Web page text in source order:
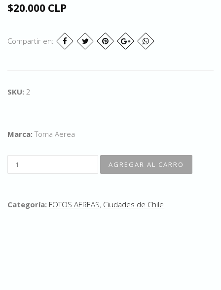
$20.000 CLP
Compartir en:
SKU: 2
Marca:Toma Aerea
Categoría: FOTOS AEREAS, Ciudades de Chile